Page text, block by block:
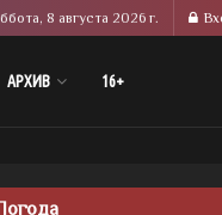
8 августа 2026 г.
АРХИВ 16+